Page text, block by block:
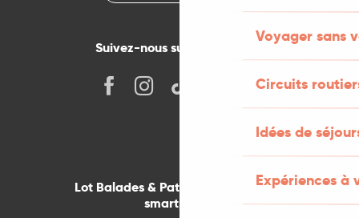
Voyager sans
Circuits
Idées de
Expériences à
Suivez-nous sur les réseaux !
Lot Balades & Patrimoines sur votre
smartphone